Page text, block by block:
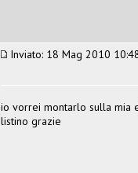
Inviato: 18 Mag 2010
io vorrei montarlo sulla mia
listino grazie